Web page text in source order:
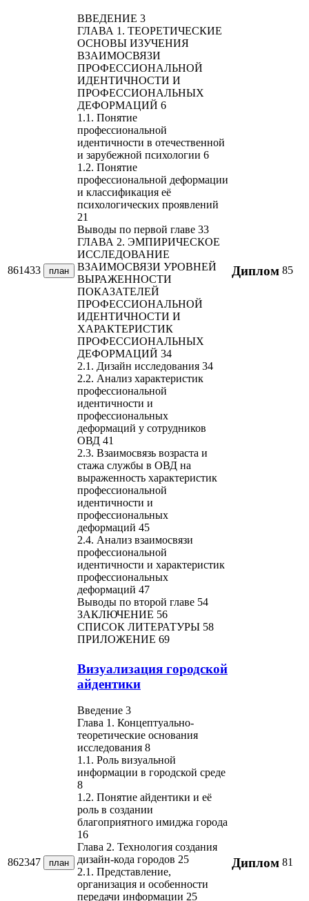
861433 план
ВВЕДЕНИЕ 3
ГЛАВА 1. ТЕОРЕТИЧЕСКИЕ
ОСНОВЫ ИЗУЧЕНИЯ
ВЗАИМОСВЯЗИ
ПРОФЕССИОНАЛЬНОЙ
ИДЕНТИЧНОСТИ И
ПРОФЕССИОНАЛЬНЫХ
ДЕФОРМАЦИЙ 6
1.1. Понятие
профессиональной
идентичности в отечественной
и зарубежной психологии 6
1.2. Понятие
профессиональной деформации
и классификация её
психологических проявлений
21
Выводы по первой главе 33
ГЛАВА 2. ЭМПИРИЧЕСКОЕ
ИССЛЕДОВАНИЕ
ВЗАИМОСВЯЗИ УРОВНЕЙ
ВЫРАЖЕННОСТИ
ПОКАЗАТЕЛЕЙ
ПРОФЕССИОНАЛЬНОЙ
ИДЕНТИЧНОСТИ И
ХАРАКТЕРИСТИК
ПРОФЕССИОНАЛЬНЫХ
ДЕФОРМАЦИЙ 34
2.1. Дизайн исследования 34
2.2. Анализ характеристик
профессиональной
идентичности и
профессиональных
деформаций у сотрудников
ОВД 41
2.3. Взаимосвязь возраста и
стажа службы в ОВД на
выраженность характеристик
профессиональной
идентичности и
профессиональных
деформаций 45
2.4. Анализ взаимосвязи
профессиональной
идентичности и характеристик
профессиональных
деформаций 47
Выводы по второй главе 54
ЗАКЛЮЧЕНИЕ 56
СПИСОК ЛИТЕРАТУРЫ 58
ПРИЛОЖЕНИЕ 69
Диплом 85
862347 план
Визуализация городской
айдентики
Введение 3
Глава 1. Концептуально-
теоретические основания
исследования 8
1.1. Роль визуальной
информации в городской среде
8
1.2. Понятие айдентики и её
роль в создании
благоприятного имиджа города
16
Глава 2. Технология создания
дизайн-кода городов 25
2.1. Представление,
организация и особенности
передачи информации 25
Диплом 81